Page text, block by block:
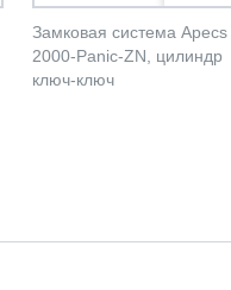
Замковая система Apecs
2000-Panic-ZN, цилиндр
ключ-ключ